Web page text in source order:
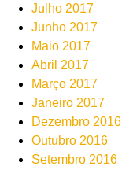
Julho 2017
Junho 2017
Maio 2017
Abril 2017
Março 2017
Janeiro 2017
Dezembro 2016
Outubro 2016
Setembro 2016